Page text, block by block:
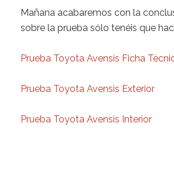
Mañana acabaremos con la
sobre la prueba sólo tenéis que
Prueba Toyota Avensis Ficha
Prueba Toyota Avensis Exterior
Prueba Toyota Avensis Interior